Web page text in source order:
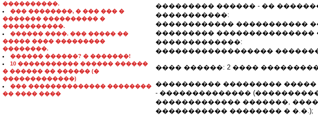
����������.
��� ��������, � ��� ��� �
������� ���������� �
�����������.
������ ����. ��� ����� ��
����� ���� ���������
��������.
������ ������? � �������!
10 ����������� ������ ������
� ������ �� ������ (�
�������������)
��� �������������� ��������
�� ���� ����
��������� ������ - ��
�����������:
������������ �����������
��������� ���������������
�������������:
������������������
���� ������: 2 ����
���������� ���������
- ��������������
������������� �������,
����������� �������� � �.�.);